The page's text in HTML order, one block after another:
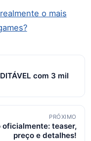
o mais
com 3 mil
PRÓXIMO
oficialmente: teaser,
preço e detalhes!